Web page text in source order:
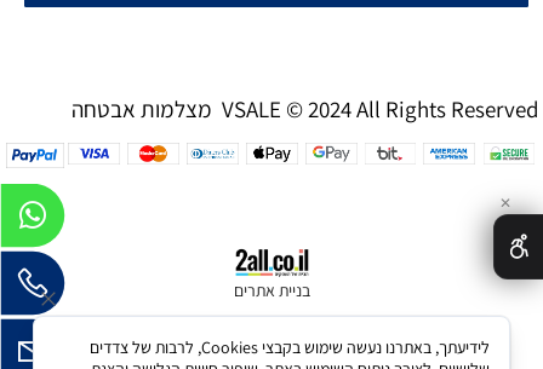
מצלמות אבטחה VSALE © 2024 All Rights Reserved
בניית אתרים
✕
לידיעתך, באתרנו נעשה שימוש בקבצי Cookies, לרבות של צדדים